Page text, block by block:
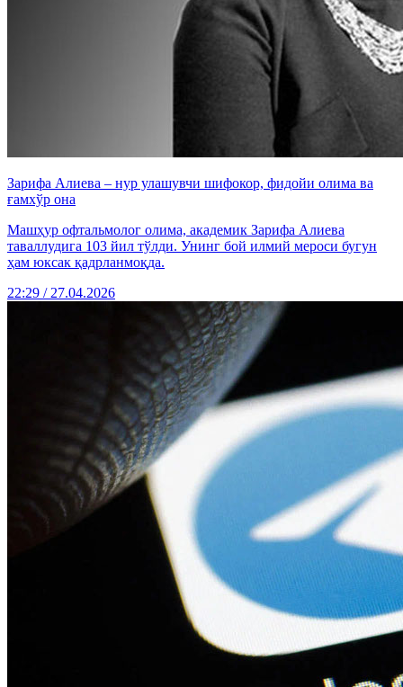
Зарифа Алиева – нур улашувчи шифокор, фидойи олима ва
ғамхўр она
Машҳур офтальмолог олима, академик Зарифа Алиева
таваллудига 103 йил тўлди. Унинг бой илмий мероси бугун
ҳам юксак қадрланмоқда.
22:29 / 27.04.2026